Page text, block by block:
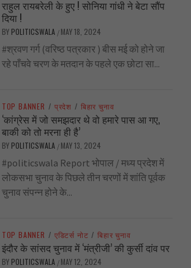
राहुल रायबरेली के हुए ! सोनिया गांधी ने बेटा सौंप
दिया !
BY POLITICSWALA / MAY 18, 2024
#श्रवण गर्ग (वरिष्ठ पत्रकार ) बीस मई को होने जा
रहे पाँचवे चरण के मतदान के पहले एक छोटा सा...
TOP BANNER / प्रदेश / बिहार चुनाव
‘कांग्रेस में जो समझदार थे वो हमारे पास आ गए,
बाकी को तो मरना ही है’
BY POLITICSWALA / MAY 13, 2024
#politicswala Report भोपाल / मध्य प्रदेश में
लोकसभा चुनाव के पिछले तीन चरणों में शांति पूर्वक
चुनाव संपन्न होने के...
TOP BANNER / एडिटर्स नोट / बिहार चुनाव
इंदौर के सांसद चुनाव में ‘मंत्रीजी’ की कुर्सी दांव पर
BY POLITICSWALA / MAY 12, 2024